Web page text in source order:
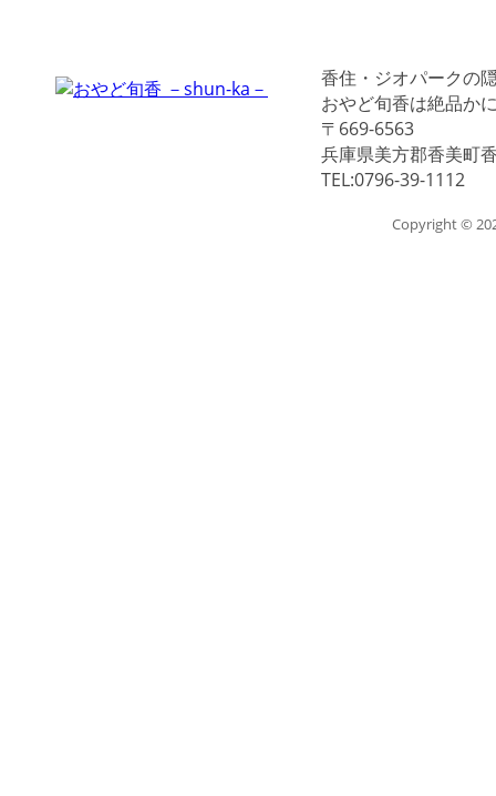
香住・ジオパークの
おやど旬香は絶品か
〒669-6563
兵庫県美方郡香美町
TEL:0796-39-1112
Copyright ©